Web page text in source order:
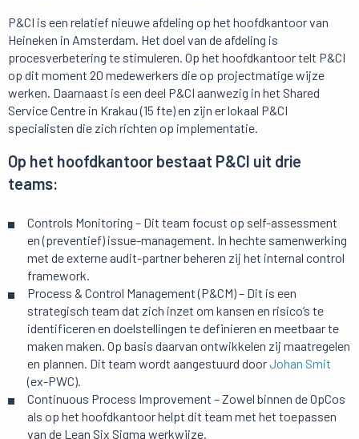
P&CI is een relatief nieuwe afdeling op het hoofdkantoor van
Heineken in Amsterdam. Het doel van de afdeling is
procesverbetering te stimuleren. Op het hoofdkantoor telt P&CI
op dit moment 20 medewerkers die op projectmatige wijze
werken. Daarnaast is een deel P&CI aanwezig in het Shared
Service Centre in Krakau (15 fte) en zijn er lokaal P&CI
specialisten die zich richten op implementatie.
Op het hoofdkantoor bestaat P&CI uit drie
teams:
Controls Monitoring – Dit team focust op self-assessment
en (preventief) issue-management. In hechte samenwerking
met de externe audit-partner beheren zij het internal control
framework.
Process & Control Management (P&CM) – Dit is een
strategisch team dat zich inzet om kansen en risico’s te
identificeren en doelstellingen te definieren en meetbaar te
maken maken. Op basis daarvan ontwikkelen zij maatregelen
en plannen. Dit team wordt aangestuurd doorJohan Smit
(ex-PWC).
Continuous Process Improvement – Zowel binnen de OpCos
als op het hoofdkantoor helpt dit team met het toepassen
van de Lean Six Sigma werkwijze.